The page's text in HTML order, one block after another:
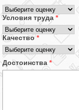
Условия труда *
Качество*
Достоинства *